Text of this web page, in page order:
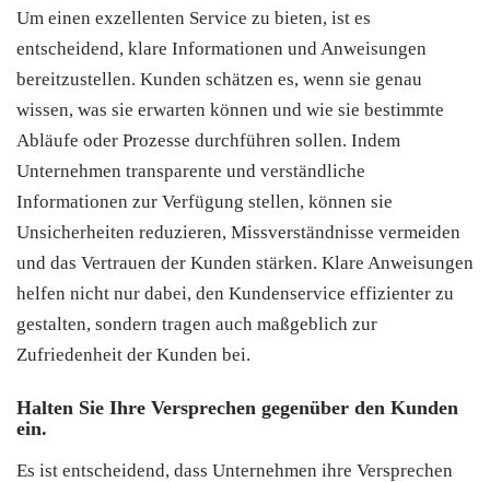
Um einen exzellenten Service zu bieten, ist es
entscheidend, klare Informationen und Anweisungen
bereitzustellen. Kunden schätzen es, wenn sie genau
wissen, was sie erwarten können und wie sie bestimmte
Abläufe oder Prozesse durchführen sollen. Indem
Unternehmen transparente und verständliche
Informationen zur Verfügung stellen, können sie
Unsicherheiten reduzieren, Missverständnisse vermeiden
und das Vertrauen der Kunden stärken. Klare Anweisungen
helfen nicht nur dabei, den Kundenservice effizienter zu
gestalten, sondern tragen auch maßgeblich zur
Zufriedenheit der Kunden bei.
Halten Sie Ihre Versprechen gegenüber den Kunden
ein.
Es ist entscheidend, dass Unternehmen ihre Versprechen